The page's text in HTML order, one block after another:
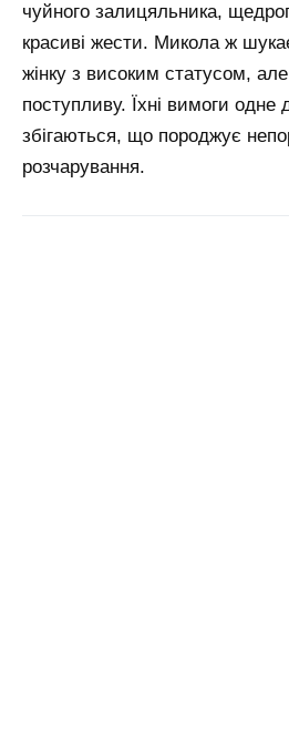
чуйного залицяльника,
красиві жести. Микола ж
жінку з високим статусом,
поступливу. Їхні вимоги одне
збігаються, що породжує
розчарування.